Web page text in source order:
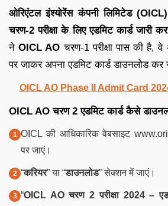
ओरिएंटल इंश्योरेंस कंपनी लिमिटेड
चरण-2 परीक्षा के लिए एडमिट कार्ड जारी
नेOICL AO चरण-1 परीक्षा पास की है,
पर जाकर अपना एडमिट कार्ड डाउनलोड
OICL AO Phase II Admit Card
OICL AO चरण 2 एडमिट कार्ड कैसे
OICL की आधिकारिक वेबसाइट
पर जाएं।
“करियर” या “डाउनलोड” सेक्शन में जाएं।
“OICL AO चरण 2 परीक्षा 2024 –